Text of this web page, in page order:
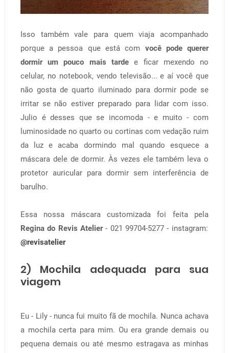
Isso também vale para quem viaja acompanhado
porque a pessoa que está com você pode querer
dormir um pouco mais tarde e ficar mexendo no
celular, no notebook, vendo televisão... e aí você que
não gosta de quarto iluminado para dormir pode se
irritar se não estiver preparado para lidar com isso.
Julio é desses que se incomoda - e muito - com
luminosidade no quarto ou cortinas com vedação ruim
da luz e acaba dormindo mal quando esquece a
máscara dele de dormir. Às vezes ele também leva o
protetor auricular para dormir sem interferência de
barulho.
Essa nossa máscara customizada foi feita pela
Regina do Revis Atelier- 021 99704-5277 - instagram:
@revisatelier
2) Mochila adequada para sua
viagem
Eu - Lily - nunca fui muito fã de mochila. Nunca achava
a mochila certa para mim. Ou era grande demais ou
pequena demais ou até mesmo estragava as minhas